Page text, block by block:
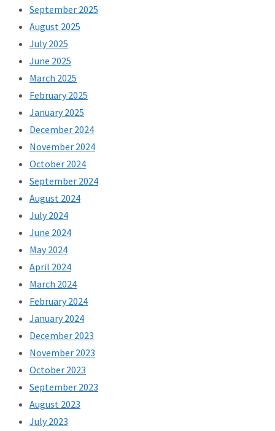
September 2025
August 2025
July 2025
June 2025
March 2025
February 2025
January 2025
December 2024
November 2024
October 2024
September 2024
August 2024
July 2024
June 2024
May 2024
April 2024
March 2024
February 2024
January 2024
December 2023
November 2023
October 2023
September 2023
August 2023
July 2023